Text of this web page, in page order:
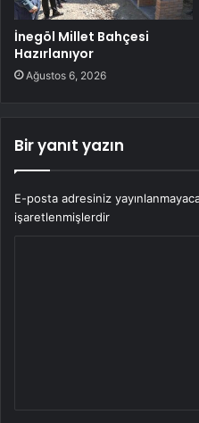
İnegöl Millet Bahçesi
Hazırlanıyor
Ağustos 6, 2026
Bir yanıt yazın
E-posta adresiniz
işaretlenmişlerdir